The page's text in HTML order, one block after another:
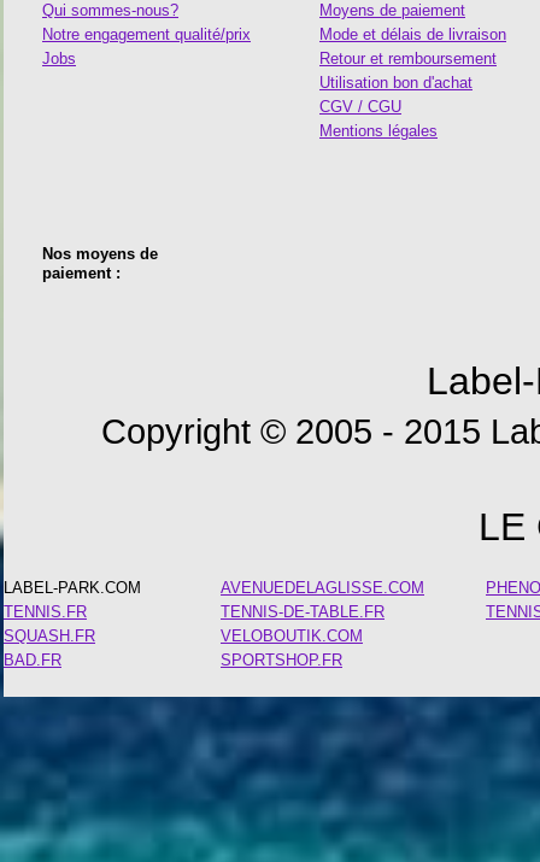
Qui sommes-nous?
Notre engagement qualité/prix
Jobs
Moyens de paiement
Mode et délais de livraison
Retour et remboursement
Utilisation bon d'achat
CGV / CGU
Mentions légales
Nos moyens de
paiement :
Copyright © 2005 - 2015
LE
LABEL-PARK.COM
TENNIS.FR
SQUASH.FR
BAD.FR
AVENUEDELAGLISSE.COM
TENNIS-DE-TABLE.FR
VELOBOUTIK.COM
SPORTSHOP.FR